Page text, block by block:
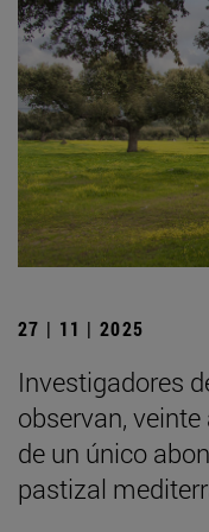
27 | 11 | 2025
Investigadores
observan,
de un único
pastizal